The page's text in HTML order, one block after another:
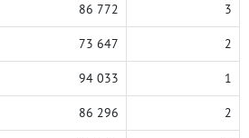
86 772 3
73 647 2
94 033 1
86 296 2